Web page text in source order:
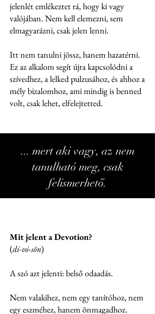
jelenlét emlékeztet rá, hogy ki vagy
valójában. Nem kell elemezni, sem
elmagyarázni, csak jelen lenni.
Itt nem tanulni jössz, hanem hazatérni.
Ez az alkalom segít újra kapcsolódni a
szívedhez, a lelked pulzusához, és ahhoz a
mély bizalomhoz, ami mindig is benned
volt, csak lehet, elfelejtetted.
... mert aki vagy, az nem
tanulható meg, csak
felismerhető.
Mit jelent a Devotion?
(di-vó-sön)
A szó azt jelenti: belső odaadás.
Nem valakihez, nem egy tanítóhoz, nem
egy eszméhez, hanem önmagadhoz.